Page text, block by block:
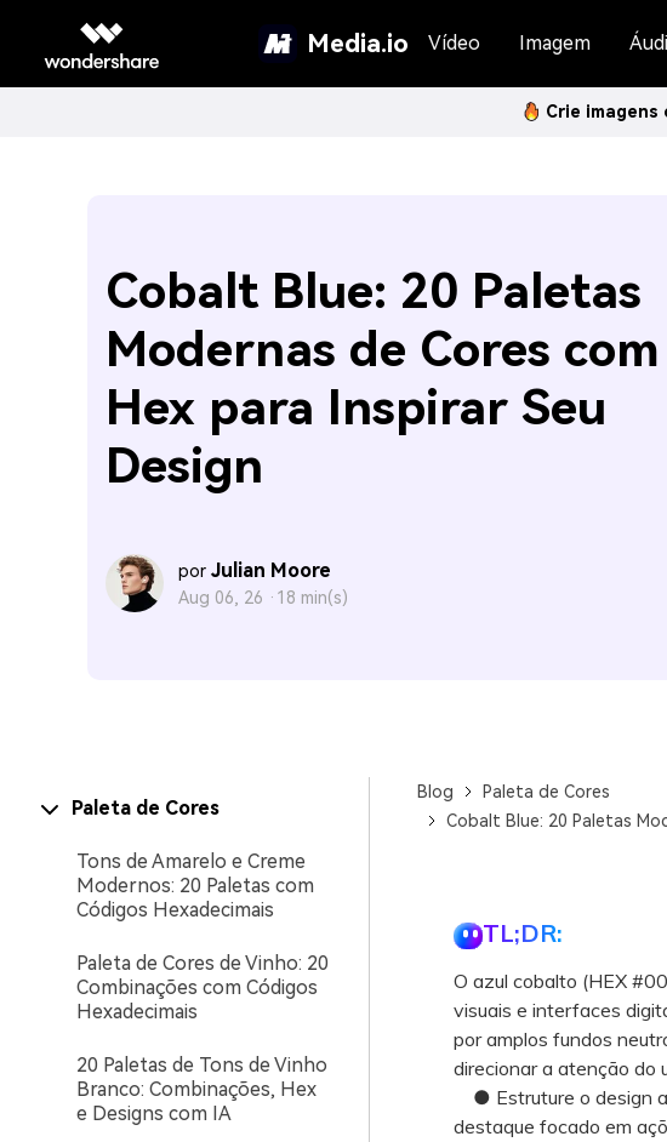
Media.io Vídeo Imagem
Crie imagens
Cobalt Blue: 20 Paletas
Modernas de Cores com
Hex para Inspirar Seu
Design
por Julian Moore
Aug 06, 26 · 18 min(s)
Paleta de Cores
Tons de Amarelo e Creme
Modernos: 20 Paletas com
Códigos Hexadecimais
Paleta de Cores de Vinho: 20
Combinações com Códigos
Hexadecimais
20 Paletas de Tons de Vinho
Branco: Combinações, Hex
e Designs com IA
Blog
Paleta de Cores
Cobalt Blue: 20 Paletas
TL;DR:
O azul cobalto (HEX
visuais e interfaces
por amplos fundos
direcionar a atenção do
● Estruture o design
destaque focado em